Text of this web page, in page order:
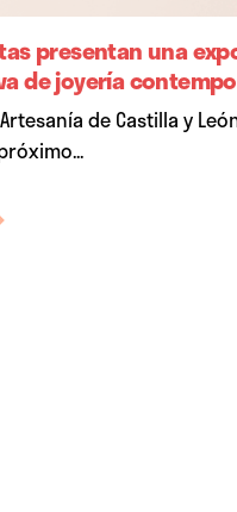
presentan una
de joyería
de Castilla y León